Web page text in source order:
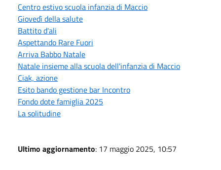
Centro estivo scuola infanzia di Maccio
Giovedì della salute
Battito d'ali
Aspettando Rare Fuori
Arriva Babbo Natale
Natale insieme alla scuola dell'infanzia di Maccio
Ciak, azione
Esito bando gestione bar Incontro
Fondo dote famiglia 2025
La solitudine
Ultimo aggiornamento: 17 maggio 2025, 10:57